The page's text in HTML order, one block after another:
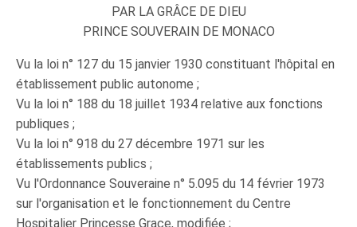
PAR LA GRÂCE DE DIEU
PRINCE SOUVERAIN DE MONACO
Vu la loi n° 127 du 15 janvier 1930 constituant l'hôpital en
établissement public autonome ;
Vu la loi n° 188 du 18 juillet 1934 relative aux fonctions
publiques ;
Vu la loi n° 918 du 27 décembre 1971 sur les
établissements publics ;
Vu l'Ordonnance Souveraine n° 5.095 du 14 février 1973
sur l'organisation et le fonctionnement du Centre
Hospitalier Princesse Grace, modifiée ;